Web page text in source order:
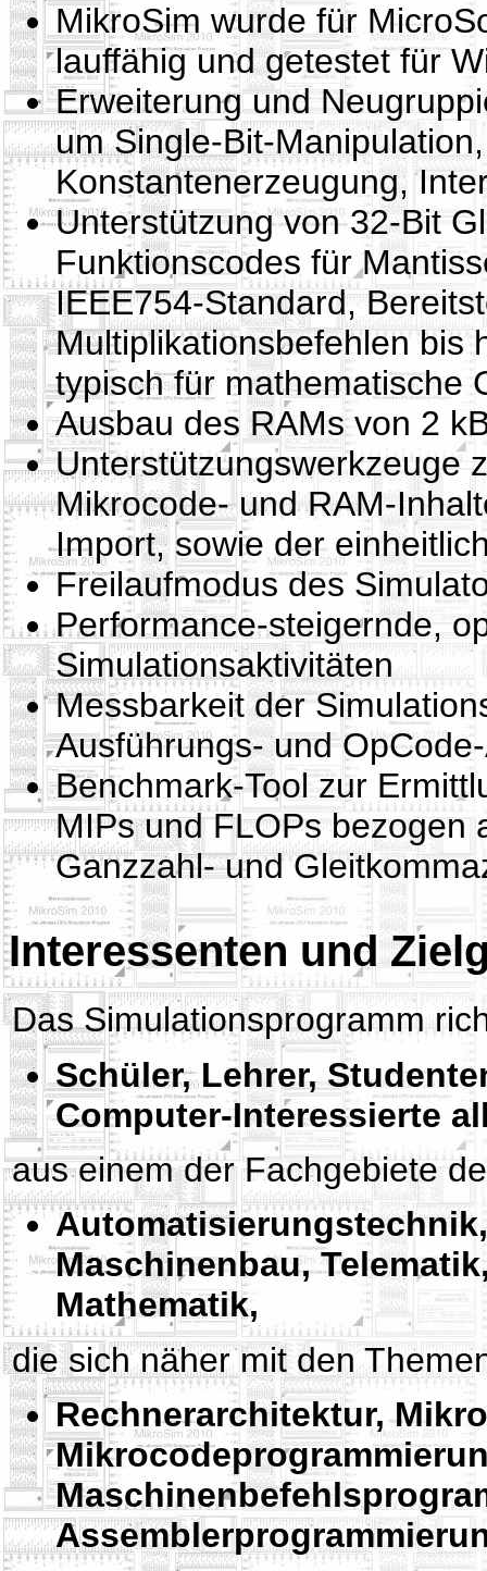
MikroSim wurde für
lauffähig und getestet für
Erweiterung und
um Single-Bit-
Konstantenerzeugung,
Unterstützung von 32-Bit
Funktionscodes für
IEEE754-Standard,
Multiplikationsbefehlen bis
typisch für mathematische
Ausbau des RAMs von 2
Unterstützungswerkzeuge
Mikrocode- und RAM-
Import, sowie der
Freilaufmodus des
Performance-steigernde,
Simulationsaktivitäten
Messbarkeit der
Ausführungs- und
Benchmark-Tool zur
MIPs und FLOPs bezogen
Ganzzahl- und
Interessenten und
Das Simulationsprogramm
Schüler, Lehrer,
Computer-Interessierte
aus einem der Fachgebiete
Maschinenbau,
Mathematik,
die sich näher mit den
Rechnerarchitektur,